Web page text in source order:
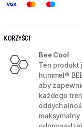
KORZYŚCI
Bee Cool
Ten produkt
hummel®
aby
każdego
maksymalny